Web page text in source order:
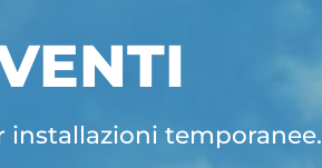
temporanee.